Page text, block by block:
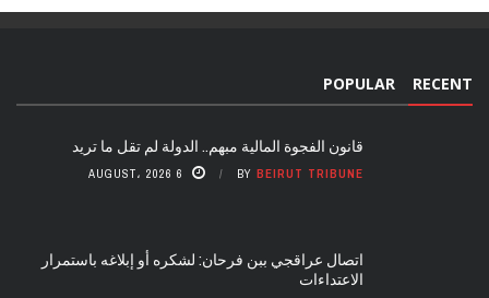
RECENT
POPULAR
قانون الفجوة المالية مبهم.. الدولة لم تقل ما تريد
BY BEIRUT TRIBUNE 6 AUGUST، 2026
اتصال عراقجي ببن فرحان: لشكره أو إبلاغه باستمرار
الاعتداءات